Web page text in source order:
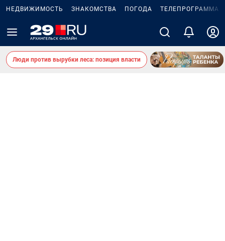
НЕДВИЖИМОСТЬ ЗНАКОМСТВА ПОГОДА ТЕЛЕПРОГРАММА
Люди против вырубки леса: позиция власти